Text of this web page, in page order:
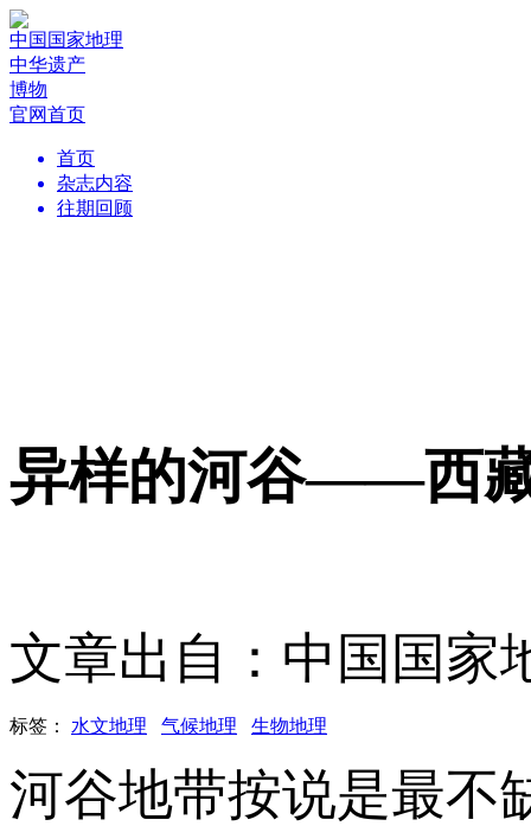
中国国家地理
中华遗产
博物
官网首页
首页
杂志内容
往期回顾
异样的河谷——西
文章出自：中国国家
标签： 水文地理 气候地理 生物地理
河谷地带按说是最不